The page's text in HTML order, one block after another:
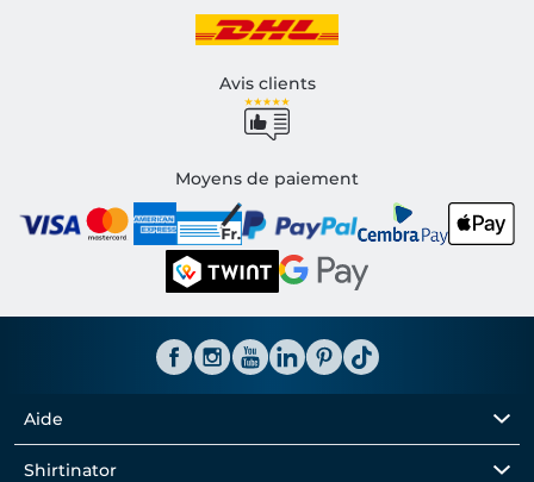
Avis clients
Moyens de paiement
Aide
Shirtinator